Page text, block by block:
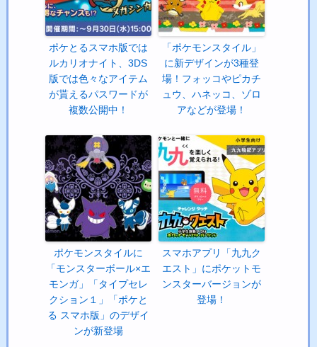
ポケとるスマホ版では
ルカリオナイト、3DS
版では色々なアイテム
が貰えるパスワードが
複数公開中！
「ポケモンスタイル」
に新デザインが3種登
場！フォッコやピカチ
ュウ、ハネッコ、ゾロ
アなどが登場！
ポケモンスタイルに
「モンスターボール×エ
モンガ」「タイプセレ
クション１」「ポケと
る スマホ版」のデザイ
ンが新登場
スマホアプリ「九九ク
エスト」にポケットモ
ンスターバージョンが
登場！